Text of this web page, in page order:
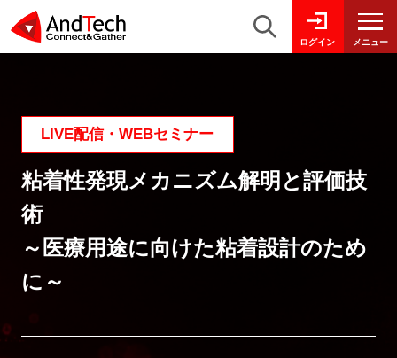
ログイン メニュー
LIVE配信・WEBセミナー
粘着性発現メカニズム解明と評価技
術
～医療用途に向けた粘着設計のため
に～